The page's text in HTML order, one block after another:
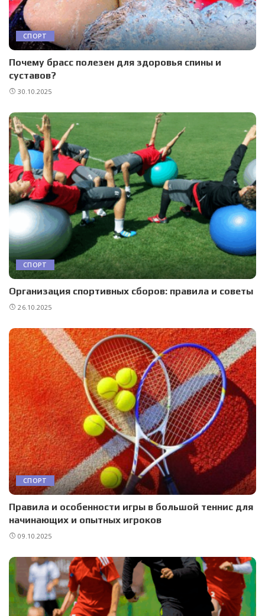
СПОРТ
Почему брасс полезен для здоровья спины и
суставов?
30.10.2025
СПОРТ
Организация спортивных сборов: правила и советы
26.10.2025
СПОРТ
Правила и особенности игры в большой теннис для
начинающих и опытных игроков
09.10.2025